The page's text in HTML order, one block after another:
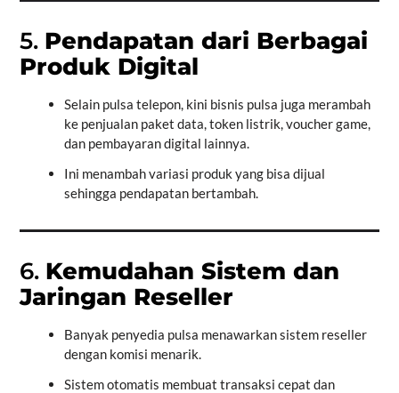
5. Pendapatan dari Berbagai
Produk Digital
Selain pulsa telepon, kini bisnis pulsa juga merambah
ke penjualan paket data, token listrik, voucher game,
dan pembayaran digital lainnya.
Ini menambah variasi produk yang bisa dijual
sehingga pendapatan bertambah.
6. Kemudahan Sistem dan
Jaringan Reseller
Banyak penyedia pulsa menawarkan sistem reseller
dengan komisi menarik.
Sistem otomatis membuat transaksi cepat dan